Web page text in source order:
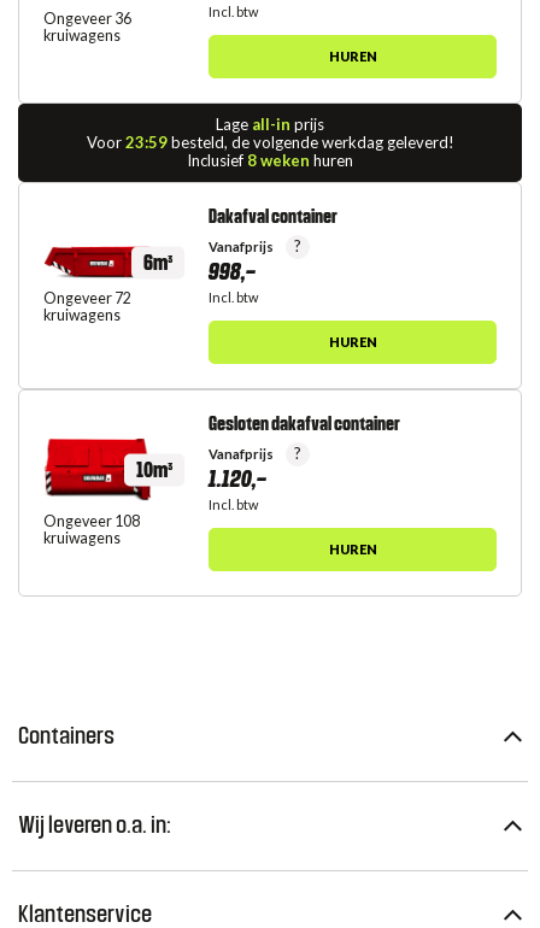
Ongeveer 36
kruiwagens
Incl. btw
HUREN
Lage all-in prijs
Voor23:59besteld, de volgende werkdag geleverd!
Inclusief 8 weken huren
6m³
Ongeveer 72
kruiwagens
Dakafval container
Vanafprijs ?
998,-
Incl. btw
HUREN
10m³
Ongeveer 108
kruiwagens
Gesloten dakafval container
Vanafprijs ?
1.120,-
Incl. btw
HUREN
Containers
Wij leveren o.a. in:
Klantenservice